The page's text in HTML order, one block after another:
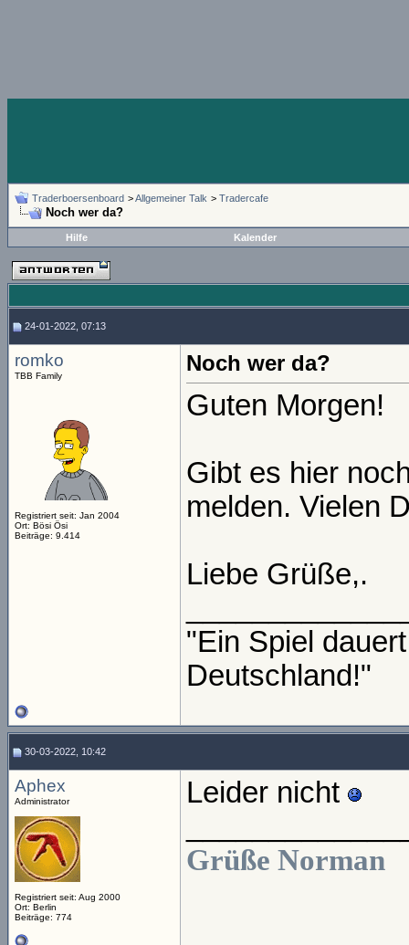
Traderboersenboard >Allgemeiner Talk > Tradercafe
Noch wer da?
Hilfe Kalender
24-01-2022, 07:13
romko
TBB Family
Registriert seit: Jan 2004
Ort: Bösi Ösi
Beiträge: 9.414
Noch wer da?
Guten Morgen!
Gibt es hier
melden. Vielen
Liebe Grüße,.
"Ein Spiel
Deutschland!"
30-03-2022, 10:42
Aphex
Administrator
Registriert seit: Aug 2000
Ort: Berlin
Beiträge: 774
Leider nicht
Grüße Norman